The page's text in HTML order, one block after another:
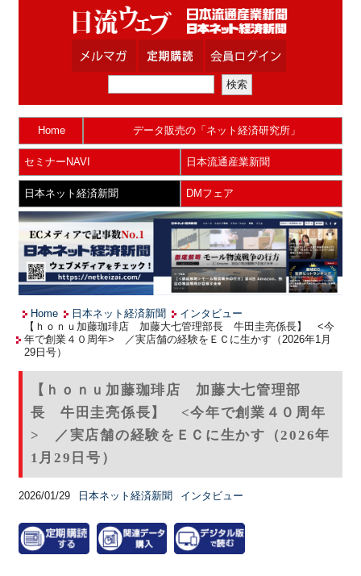
Home データ販売の「ネット経済研究所」
セミナーNAVI 日本流通産業新聞
日本ネット経済新聞 DMフェア
Home 日本ネット経済新聞
インタビュー
【ｈｏｎｕ加藤珈琲店 加藤大七管理部長 牛田圭亮係長】 <今
年で創業４０周年> ／実店舗の経験をＥＣに生かす（2026年1月
29日号）
【ｈｏｎｕ加藤珈琲店 加藤大七管理部
長 牛田圭亮係長】 <今年で創業４０周年
> ／実店舗の経験をＥＣに生かす（2026年
1月29日号）
2026/01/29 日本ネット経済新聞 インタビュー